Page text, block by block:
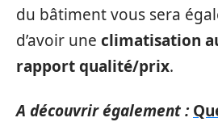
du bâtiment vous sera
d’avoir une climatisation
rapport qualité/prix.
A découvrir également :